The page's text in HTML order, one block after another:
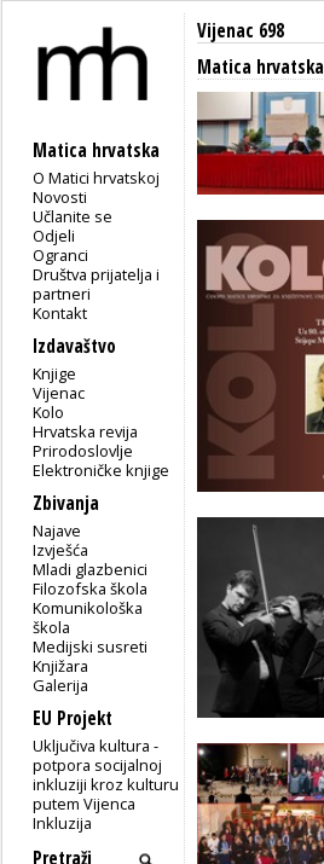
Matica hrvatska
O Matici hrvatskoj
Novosti
Učlanite se
Odjeli
Ogranci
Društva prijatelja i
partneri
Kontakt
Izdavaštvo
Knjige
Vijenac
Kolo
Hrvatska revija
Prirodoslovlje
Elektroničke knjige
Zbivanja
Najave
Izvješća
Mladi glazbenici
Filozofska škola
Komunikološka
škola
Medijski susreti
Knjižara
Galerija
EU Projekt
Uključiva kultura -
potpora socijalnoj
inkluziji kroz kulturu
putem Vijenca
Inkluzija
Vijenac 698
Matica hrvatska